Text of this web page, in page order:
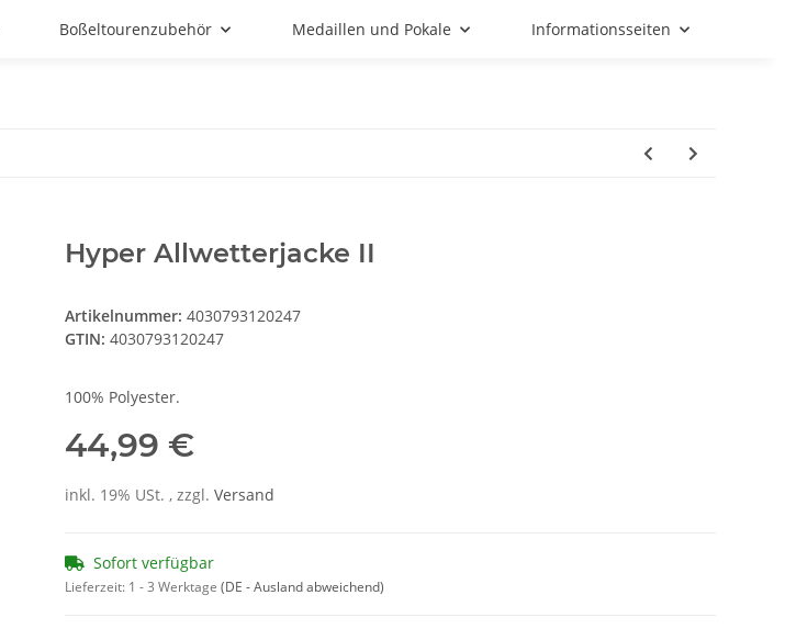
Boßeltourenzubehör Medaillen und Pokale Informationsseiten
Hyper Allwetterjacke II
Artikelnummer: 4030793120247
GTIN: 4030793120247
100% Polyester.
44,99 €
inkl. 19% USt. , zzgl. Versand
Sofort verfügbar
Lieferzeit: 1 - 3 Werktage (DE - Ausland abweichend)